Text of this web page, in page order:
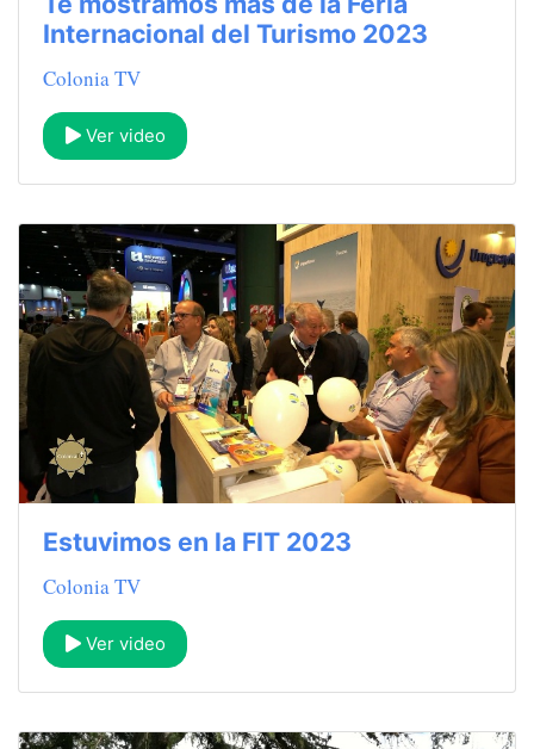
Internacional del Turismo 2023
Colonia TV
Ver video
Estuvimos en la FIT 2023
Colonia TV
Ver video